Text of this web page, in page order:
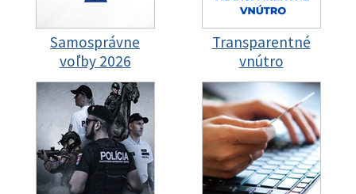
Samosprávne
voľby 2026
Transparentné
vnútro